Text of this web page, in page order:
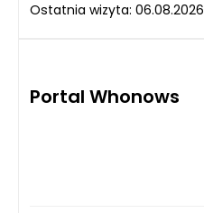
Ostatnia wizyta: 06.08.2026
Portal Whonows